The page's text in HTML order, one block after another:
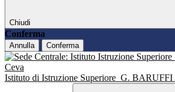
Chiudi
Conferma
Annulla Conferma
Istituto di Istruzione Superiore G. BARUFFI